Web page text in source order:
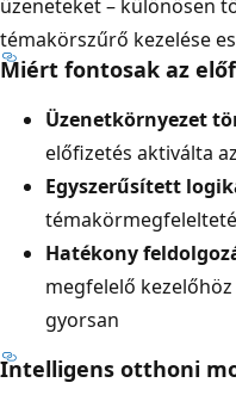
üzeneteket – különösen
témakörszűrő kezelése
Miért fontosak az
Üzenetkörnyezet
előfizetés aktiválta
Egyszerűsített
Hatékony
megfelelő
gyorsan
Intelligens otthoni